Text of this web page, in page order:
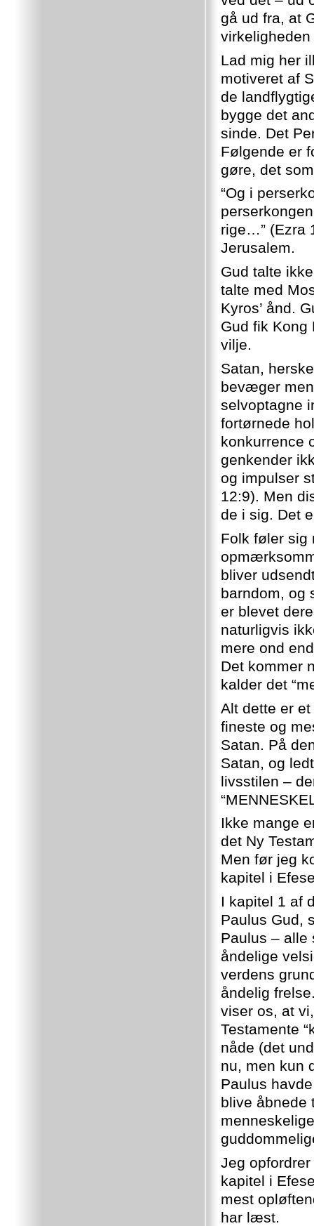
gå ud fra, at
Lad mig her
motiveret af
de
bygge det
sinde. Det
Følgende er
gøre, det
“Og i
rige…” (Ezra
Jerusalem.
Gud talte
talte med
Kyros’ ånd.
Gud fik Kong
vilje.
Satan,
bevæger
selvoptagne
fortørnede
konkurrence
genkender
og impulser
12:9). Men
de i sig. Det
Folk føler sig
bliver
barndom, og
er blevet
naturligvis
mere ond
Det kommer
kalder det
Alt dette er
fineste og
Satan. På
Satan, og
livsstilen –
Ikke mange
det Ny
Men før jeg
kapitel i
I kapitel 1 af
Paulus Gud,
Paulus – alle
åndelige
verdens
åndelig
viser os, at
Testamente
nåde (det
nu, men kun
Paulus
blive åbnede
Jeg
kapitel i
mest
har læst.